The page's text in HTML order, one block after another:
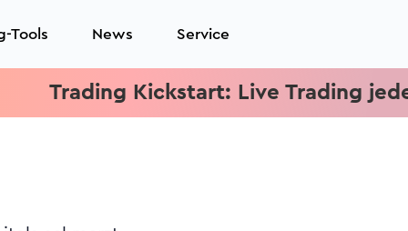
Tools News Service
Kickstart: Live Trading jeden